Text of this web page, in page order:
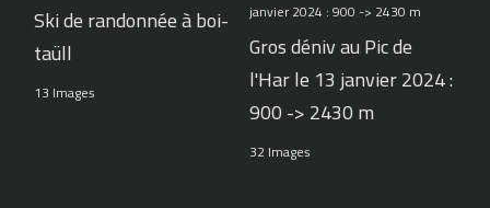
Ski de randonnée à boi-
taüll
13 Images
Gros déniv au Pic de
l'Har le 13 janvier 2024 :
900 -> 2430 m
32 Images